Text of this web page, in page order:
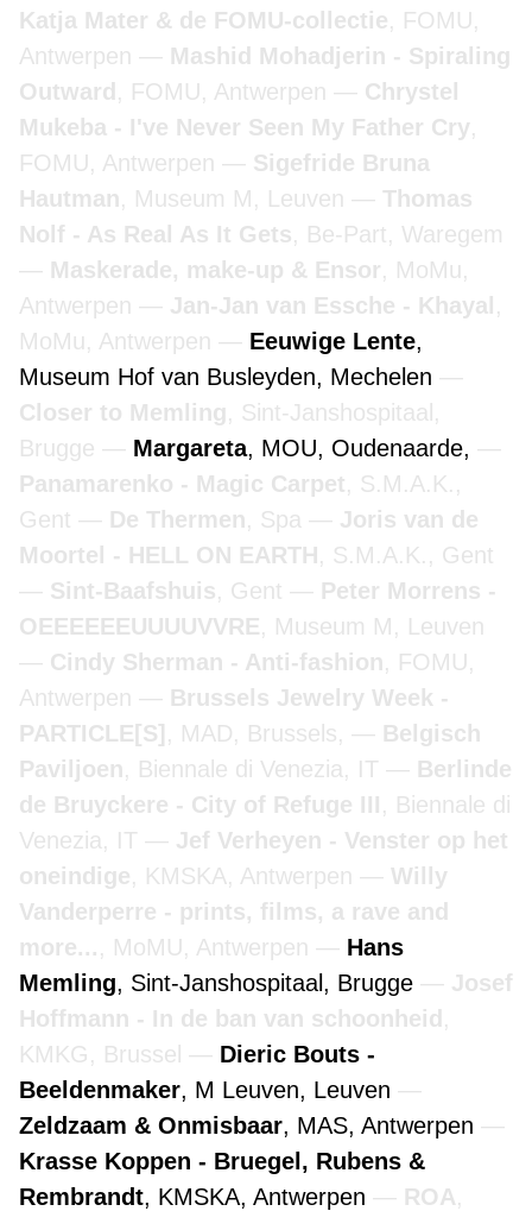
Katja Mater & de FOMU-collectie, FOMU,
Antwerpen
Mashid Mohadjerin - Spiraling
Outward , FOMU, Antwerpen
Chrystel
Mukeba - I've Never Seen My Father Cry,
FOMU, Antwerpen
Sigefride Bruna
Hautman, Museum M, Leuven
Thomas
Nolf - As Real As It Gets, Be-Part, Waregem
Maskerade, make-up & Ensor, MoMu,
Antwerpen
Jan-Jan van Essche - Khayal ,
MoMu, Antwerpen
Eeuwige Lente,
Museum Hof van Busleyden, Mechelen
Closer to Memling, Sint-Janshospitaal,
Brugge
Margareta, MOU, Oudenaarde,
Panamarenko - Magic Carpet, S.M.A.K.,
Gent
De Thermen, Spa
Joris van de
Moortel - HELL ON EARTH, S.M.A.K., Gent
Sint-Baafshuis, Gent
Peter Morrens -
OEEEEEEUUUUVVRE, Museum M, Leuven
Cindy Sherman - Anti-fashion, FOMU,
Antwerpen
Brussels Jewelry Week -
PARTICLE[S] , MAD, Brussels,
Belgisch
Paviljoen, Biennale di Venezia, IT
Berlinde
de Bruyckere - City of Refuge III, Biennale di
Venezia, IT
Jef Verheyen - Venster op het
oneindige, KMSKA, Antwerpen
Willy
Vanderperre - prints, films, a rave and
more..., MoMU, Antwerpen
Hans
Memling, Sint-Janshospitaal, Brugge
Josef
Hoffmann - In de ban van schoonheid ,
KMKG, Brussel
Dieric Bouts -
Beeldenmaker, M Leuven, Leuven
Zeldzaam & Onmisbaar, MAS, Antwerpen
Krasse Koppen - Bruegel, Rubens &
Rembrandt, KMSKA, Antwerpen ROA,